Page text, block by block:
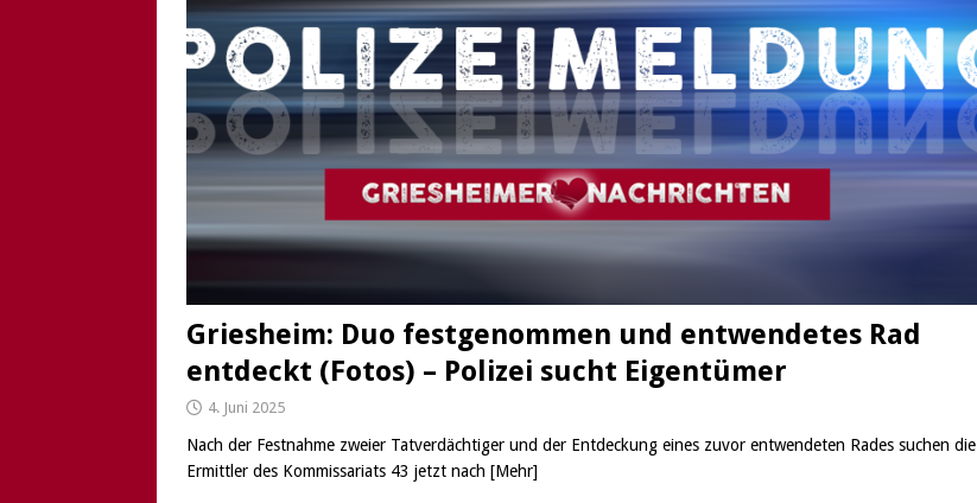
Griesheim: Duo festgenommen und entwendetes Rad
entdeckt (Fotos) – Polizei sucht Eigentümer
4. Juni 2025
Nach der Festnahme zweier Tatverdächtiger und der Entdeckung eines zuvor entwendeten Rades suchen die
Ermittler des Kommissariats 43 jetzt nach [Mehr]